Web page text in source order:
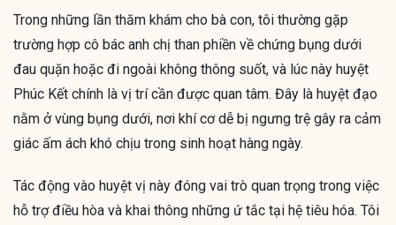
Trong những lần thăm khám cho bà con, tôi thường gặp
trường hợp cô bác anh chị than phiền về chứng bụng dưới
đau quặn hoặc đi ngoài không thông suốt, và lúc này huyệt
Phúc Kết chính là vị trí cần được quan tâm. Đây là huyệt đạo
nằm ở vùng bụng dưới, nơi khí cơ dễ bị ngưng trệ gây ra cảm
giác ấm ách khó chịu trong sinh hoạt hàng ngày.
Tác động vào huyệt vị này đóng vai trò quan trọng trong việc
hỗ trợ điều hòa và khai thông những ứ tắc tại hệ tiêu hóa. Tôi